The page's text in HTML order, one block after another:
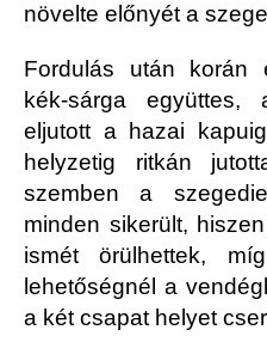
növelte előnyét a
Fordulás után korán
kék-sárga
eljutott a hazai
helyzetig ritkán
szemben a
minden sikerült,
ismét örülhettek,
lehetőségnél a
a két csapat helyet